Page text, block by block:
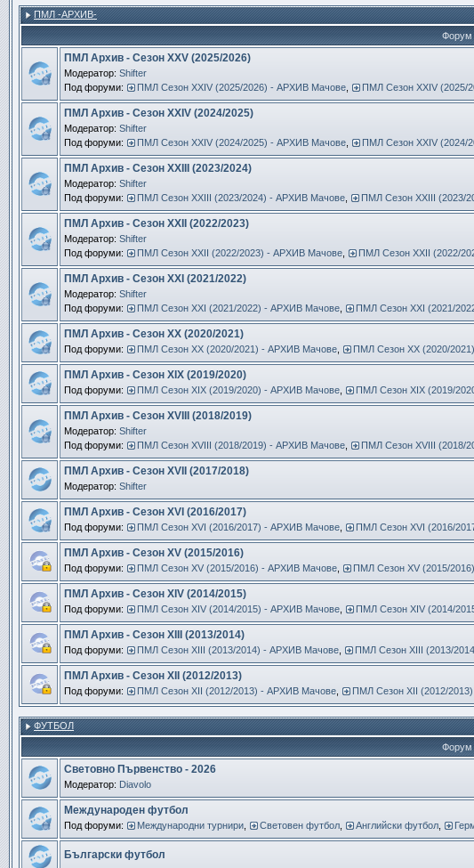
ПМЛ -АРХИВ-
Форум
ПМЛ Архив - Сезон XXV (2025/2026)
Модератор: Shifter
Под форуми:
ПМЛ Сезон ХXIV (2025/2026) - АРХИВ Мачове ПМЛ Сезон ХXIV (2025/
ПМЛ Архив - Сезон XXIV (2024/2025)
Модератор: Shifter
Под форуми:
ПМЛ Сезон ХXIV (2024/2025) - АРХИВ Мачове ПМЛ Сезон ХXIV (2024/
ПМЛ Архив - Сезон XXIII (2023/2024)
Модератор: Shifter
Под форуми:
ПМЛ Сезон ХXIII (2023/2024) - АРХИВ Мачове ПМЛ Сезон ХXIII (2023/
ПМЛ Архив - Сезон XXII (2022/2023)
Модератор: Shifter
Под форуми:
ПМЛ Сезон ХXII (2022/2023) - АРХИВ Мачове ПМЛ Сезон ХXII (2022/
ПМЛ Архив - Сезон XXI (2021/2022)
Модератор: Shifter
Под форуми:
ПМЛ Сезон ХXI (2021/2022) - АРХИВ Мачове ПМЛ Сезон ХXI (2021/
ПМЛ Архив - Сезон XX (2020/2021)
Под форуми: ПМЛ Сезон ХX (2020/2021) - АРХИВ Мачове ПМЛ Сезон ХX (2020/
ПМЛ Архив - Сезон XIX (2019/2020)
Под форуми: ПМЛ Сезон ХIX (2019/2020) - АРХИВ Мачове ПМЛ Сезон ХIX (2019/
ПМЛ Архив - Сезон XVIII (2018/2019)
Модератор: Shifter
Под форуми:
ПМЛ Сезон ХVIII (2018/2019) - АРХИВ Мачове ПМЛ Сезон ХVIII (2018/
ПМЛ Архив - Сезон XVII (2017/2018)
Модератор: Shifter
ПМЛ Архив - Сезон XVI (2016/2017)
Под форуми: ПМЛ Сезон ХVI (2016/2017) - АРХИВ Мачове ПМЛ Сезон ХVI (2016/
ПМЛ Архив - Сезон ХV (2015/2016)
Под форуми: ПМЛ Сезон ХV (2015/2016) - АРХИВ Мачове ПМЛ Сезон ХV (2015/
ПМЛ Архив - Сезон ХІV (2014/2015)
Под форуми: ПМЛ Сезон ХІV (2014/2015) - АРХИВ Мачове ПМЛ Сезон ХІV (2014/
ПМЛ Архив - Сезон ХІІІ (2013/2014)
Под форуми: ПМЛ Сезон ХІІІ (2013/2014) - АРХИВ Мачове ПМЛ Сезон ХІІІ (2013/
ПМЛ Архив - Сезон ХІІ (2012/2013)
Под форуми: ПМЛ Сезон ХІІ (2012/2013) - АРХИВ Мачове ПМЛ Сезон ХІІ (2012/
ФУТБОЛ
Форум
Световно Първенство - 2026
Модератор: Diavolo
Международен футбол
Под форуми: Международни турнири Световен футбол Английски футбол
Български футбол